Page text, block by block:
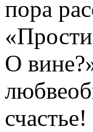
пора
О